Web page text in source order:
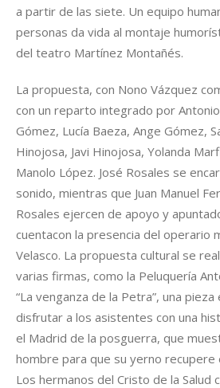
a partir de las siete. Un equipo
personas da vida al montaje
del teatro Martínez Montañés.
La propuesta, con Nono Vázquez
con un reparto integrado por
Gómez, Lucía Baeza, Ange Gómez,
Hinojosa, Javi Hinojosa, Yolanda
Manolo López. José Rosales se
sonido, mientras que Juan Manuel
Rosales ejercen de apoyo y
cuentacon la presencia del operario
Velasco. La propuesta cultural se
varias firmas, como la Peluquería
“La venganza de la Petra”, una
disfrutar a los asistentes con una
el Madrid de la posguerra, que
hombre para que su yerno recupere
Los hermanos del Cristo de la Salud